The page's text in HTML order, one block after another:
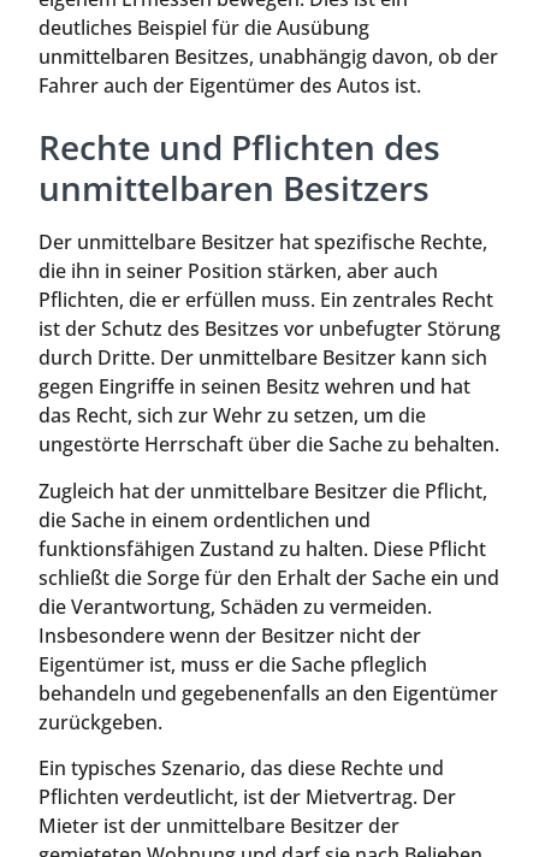
deutliches Beispiel für die Ausübung
unmittelbaren Besitzes, unabhängig davon, ob der
Fahrer auch der Eigentümer des Autos ist.
Rechte und Pflichten des
unmittelbaren Besitzers
Der unmittelbare Besitzer hat spezifische Rechte,
die ihn in seiner Position stärken, aber auch
Pflichten, die er erfüllen muss. Ein zentrales Recht
ist der Schutz des Besitzes vor unbefugter Störung
durch Dritte. Der unmittelbare Besitzer kann sich
gegen Eingriffe in seinen Besitz wehren und hat
das Recht, sich zur Wehr zu setzen, um die
ungestörte Herrschaft über die Sache zu behalten.
Zugleich hat der unmittelbare Besitzer die Pflicht,
die Sache in einem ordentlichen und
funktionsfähigen Zustand zu halten. Diese Pflicht
schließt die Sorge für den Erhalt der Sache ein und
die Verantwortung, Schäden zu vermeiden.
Insbesondere wenn der Besitzer nicht der
Eigentümer ist, muss er die Sache pfleglich
behandeln und gegebenenfalls an den Eigentümer
zurückgeben.
Ein typisches Szenario, das diese Rechte und
Pflichten verdeutlicht, ist der Mietvertrag. Der
Mieter ist der unmittelbare Besitzer der